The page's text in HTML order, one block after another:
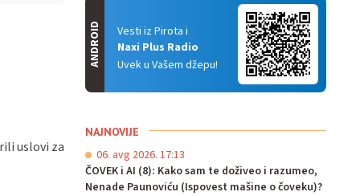
uslovi za
Vesti iz Pirota i
Naxi Plus Radio
Uvek u Vašem džepu!
ANDROID
NAJNOVIJE
06. avg 2026. 17:13
ČOVEK i AI (8): Kako sam te doživeo i razumeo,
Nenade Paunoviću (Ispovest mašine o čoveku)?